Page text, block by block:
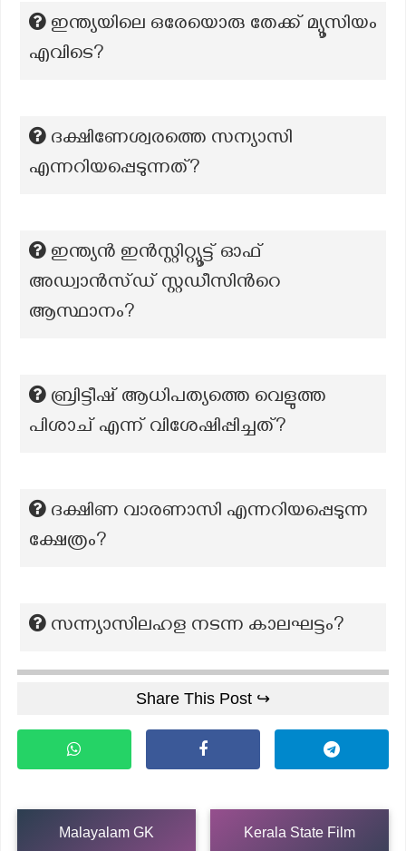
ഇന്ത്യയിലെ ഒരേയൊരു തേക്ക് മ്യൂസിയം
എവിടെ?
ദക്ഷിണേശ്വരത്തെ സന്യാസി
എന്നറിയപ്പെടുന്നത്?
ഇന്ത്യൻ ഇൻസ്റ്റിറ്റ്യൂട്ട് ഓഫ്
അഡ്വാൻസ്ഡ് സ്റ്റഡീസിന്‍റെ
ആസ്ഥാനം?
ബ്രിട്ടീഷ് ആധിപത്യത്തെ വെളുത്ത
പിശാച് എന്ന് വിശേഷിപ്പിച്ചത്?
ദക്ഷിണ വാരണാസി എന്നറിയപ്പെടുന്ന
ക്ഷേത്രം?
സന്ന്യാസിലഹള നടന്ന കാലഘട്ടം?
Share This Post ↪
Malayalam GK Kerala State Film